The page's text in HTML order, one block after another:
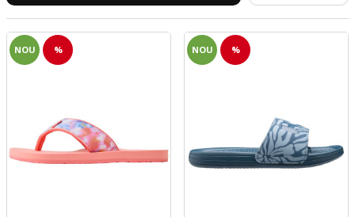
NOU % NOU %